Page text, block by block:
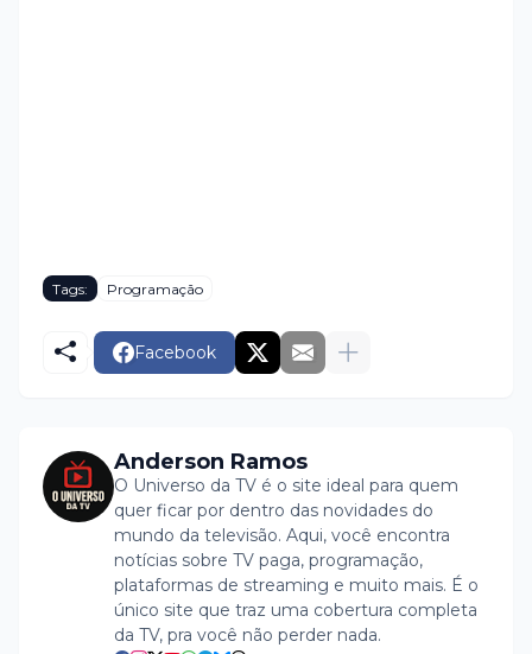
Tags: Programação
Facebook
Anderson Ramos
O Universo da TV é o site ideal para quem
quer ficar por dentro das novidades do
mundo da televisão. Aqui, você encontra
notícias sobre TV paga, programação,
plataformas de streaming e muito mais. É o
único site que traz uma cobertura completa
da TV, pra você não perder nada.